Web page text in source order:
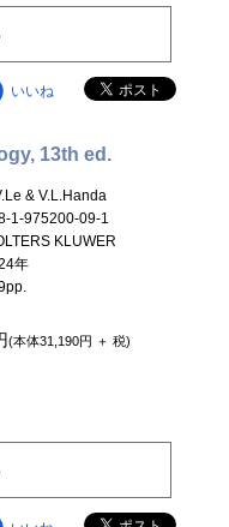
いいね
13th ed.
& V.L.Handa
1-975200-09-1
KLUWER
年
(本体31,190円 ＋ 税)